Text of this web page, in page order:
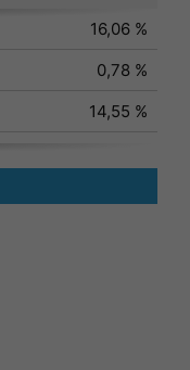
16,06 %
0,78 %
14,55 %